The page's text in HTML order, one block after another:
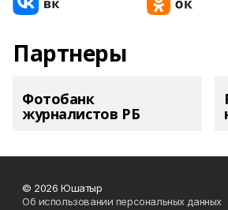
Партнеры
Фотобанк
журналистов РБ
© 2026 Юшатыр
Об использовании персональных данных